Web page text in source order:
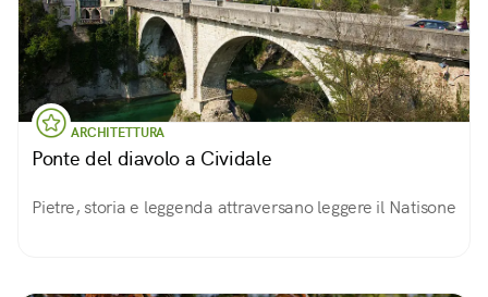
ARCHITETTURA
Ponte del diavolo a Cividale
Pietre, storia e leggenda attraversano leggere il Natisone